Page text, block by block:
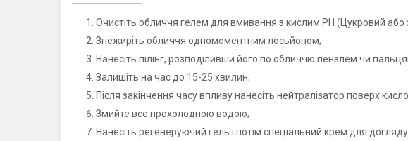
Очистіть обличчя гелем для вмивання з кислим РН (Цукровий або
Знежиріть обличчя одномоментним лосьйоном;
Нанесіть пілінг, розподіливши його по обличчю пензлем чи
Залишіть на час до 15-25 хвилин;
Після закінчення часу впливу нанесіть нейтралізатор поверх
Змийте все прохолодною водою;
Нанесіть регенеруючий гель і потім спеціальний крем для